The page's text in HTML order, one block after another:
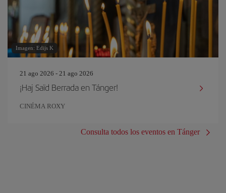
Imagen: Edijs K
21 ago 2026 - 21 ago 2026
¡Haj Saïd Berrada en Tánger!
CINÉMA ROXY
Consulta todos los eventos en Tánger